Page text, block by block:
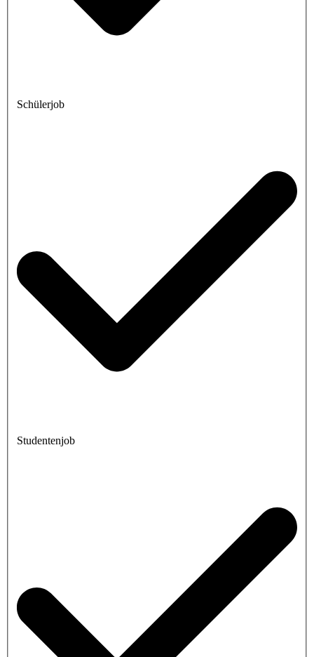
Schülerjob
Studentenjob